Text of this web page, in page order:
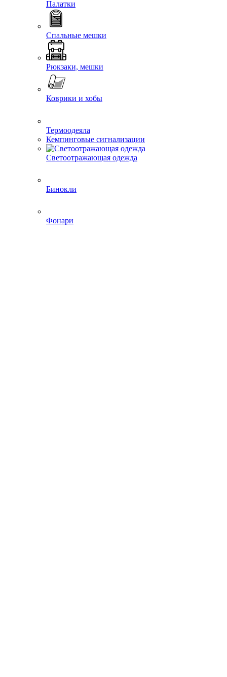
Палатки
Спальные мешки
Рюкзаки, мешки
Коврики и хобы
Термоодеяла
Кемпинговые сигнализации
Светоотражающая одежда
Бинокли
Фонари